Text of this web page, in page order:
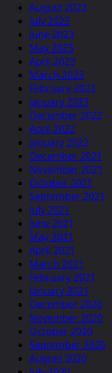
August 2023
July 2023
June 2023
May 2023
April 2023
March 2023
February 2023
January 2023
December 2022
April 2022
January 2022
December 2021
November 2021
October 2021
September 2021
July 2021
June 2021
May 2021
April 2021
March 2021
February 2021
January 2021
December 2020
November 2020
October 2020
September 2020
August 2020